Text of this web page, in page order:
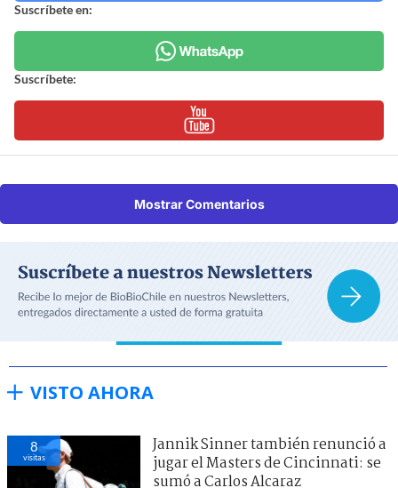
Suscríbete en:
Suscríbete:
Mostrar Comentarios
VISTO AHORA
8
visitas
Jannik Sinner también renunció a
jugar el Masters de Cincinnati: se
sumó a Carlos Alcaraz